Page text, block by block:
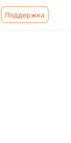
Поддержка